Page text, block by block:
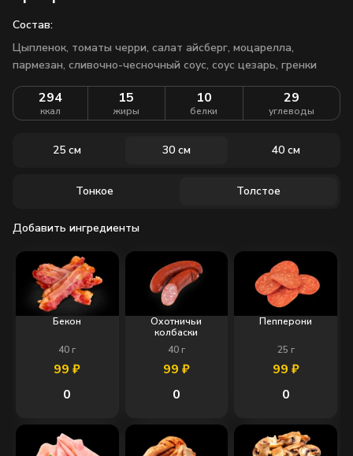
Состав:
Цыпленок, томаты черри, салат айсберг, моцарелла,
пармезан, сливочно-чесночный соус, соус цезарь, гренки
294
ккал
15
жиры
10
белки
29
углеводы
25 см 30 см 40 см
Тонкое Толстое
Добавить ингредиенты
Бекон
40 г
99₽
0
Охотничьи
колбаски
40г
99 ₽
0
Пепперони
25 г
99 ₽
0